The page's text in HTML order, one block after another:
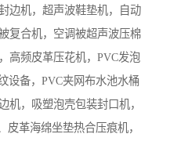
边机，超声波鞋垫机，自动
复合机，空调被超声波压棉
高频皮革压花机，PVC发泡
设备，PVC夹网布水池水桶
机，吸塑泡壳包装封口机，
皮革海绵坐垫热合压痕机，